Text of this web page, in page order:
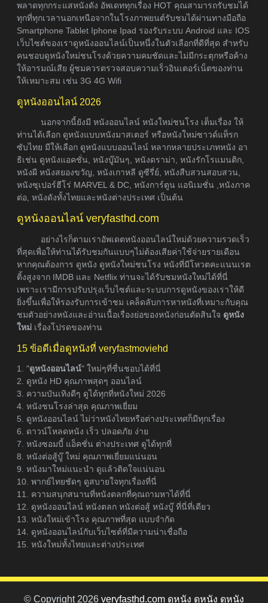
พลาดทุกกระแสหนังดัง อัพเดททุกเรื่อง HOT คุณสามารถรับชมได้
ทุกที่ทุกเวลานอกเหนือจากในโรงภาพยนต์รับชมได้ผ่านทางมือถือ
Smartphone Tablet Iphone Ipad รองรับระบบ Android และ IOS
เว็บไซต์ของเราดูหนังออนไลน์เป็นหนึ่งในตัวเลือกที่ดีที่สุด สำหรับ
คนชอบดูหนังใหม่ชนโรงด้วยความคมชัดและไม่มีกระตุกหรือค้าง
ให้อารมณ์เสีย ผู้ชมควรตรวจสอบความเร็วอินเตอร์เน็ตของท่าน
ให้เหมาะสม เช่น 3G 4G Wifi
ดูหนังออนไลน์ 2026
นอกจากนี้ยังมี หนังออนไลน์ หนังใหม่ชนโรง เต็มเรื่อง ให้
ท่านได้เลือก ดูหนังแบบหนังมาสเตอร์ หรือหนังใหม่ซาวด์แท็รก
ซับไทย มีให้เลือก ดูหนังแบบออนไลน์ หลากหลายประเภทหนัง อา
ธิเช่น ดูหนังแอคชั่น, หนังบู๊มันๆ, หนังดราม่า, หนังรักโรแมนติก,
หนังผี หนังสยองขวัญ, หนังเกาหลี ดูซีรี่ย์, หนังสืบสวนสอบสวน,
หนังซุเปอร์ฮีโร่ MARVEL & DC, หนังการ์ตูน แอนิเมชั่น ,หนังภาค
ต่อ, หนังดังทั้งไทยและหนังต่างประเทศ เป็นต้น
ดูหนังออนไลน์ veryfasthd.com
อย่างไรก็ตามเราอัพเดตหนังออนไลน์ใหม่ด้วยความรวดเร็ว
ที่สุดเพื่อให้ท่านได้รับชมกันแบบๆไม่ต้องเสียค่าใช้จ่ายรายเดือน
หากคุณต้องการ ดูหนัง ดูหนังใหม่ชนโรง หนังที่มีโหวตคะแนนเรต
ติ้งสูงจาก IMDB และ Netflix ท่านจะได้รับชมหนังใหม่ได้ที่นี่
เพราะเรามีการปรับปรุงเว็บไซต์และระบบการดูหนังของเราให้ดี
ยิ่งขึ้นเพื่อให้รองรับการเข้าชม เคล็ดลับการหาหนังที่เหมาะกับคุณ
ชมตัวอย่างหนังและอ่านเนื้อเรื่องย่อของหนังก่อนตัดสินใจ ดูหนัง
ใหม่ เรื่องโปรดของท่าน
15 ข้อดีเมื่อดูหนังที่ veryfastmoviehd
1. "ดูหนังออนไลน์" ใหม่ๆที่ชื่นชอบได้ที่นี่
2. ดูหนัง HD คุณภาพสุดๆ ออนไลน์
3. ความบันเทิงดีๆ ดูได้ทุกที่หนังใหม่ 2026
4. หนังชนโรงล่าสุด คุณภาพเยี่ยม
5. ดูหนังออนไลน์ ไม่ว่าหนังไทยหรือต่างประเทศก็มีทุกเรื่อง
6. ดาวน์โหลดหนัง เร็ว ปลอดภัย ง่าย
7. หนังซอมบี้ แอ็คชั่น ต่างประเทศ ดูได้ทุกที่
8. หนังต่อสู้บู๊ ใหม่ คุณภาพเยี่ยมแน่นอน
9. หนังมาใหม่แนะนำ ดูแล้วติดใจแน่นอน
10. พากย์ไทยชัดๆ ดูสบายใจทุกเรื่องที่นี่
11. ความสนุกสนานที่หนังตลกที่คุณถามหาได้ที่นี่
12. ดูหนังออนไลน์ หนังตลก หนังต่อสู้ หนังบู๊ ที่นี่ที่เดียว
13. หนังใหม่เข้าโรง คุณภาพที่สุด แบบจำกัด
14. ดูหนังออนไลน์กับเว็บไซต์ที่มีความน่าเชื่อถือ
15. หนังใหม่ทั้งไทยและต่างประเทศ
© Copyright 2026 veryfasthd.com ดูหนัง ดูหนัง ดูหนัง